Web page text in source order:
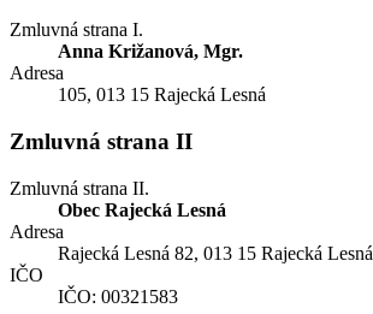
Zmluvná strana I.
Anna Križanová, Mgr.
Adresa
105, 013 15 Rajecká Lesná
Zmluvná strana II
Zmluvná strana II.
Obec Rajecká Lesná
Adresa
Rajecká Lesná 82, 013 15 Rajecká Lesná
IČO
IČO: 00321583